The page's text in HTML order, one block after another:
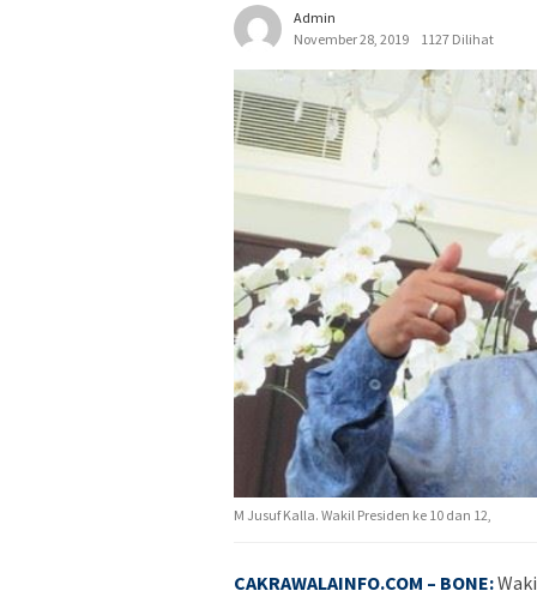
Admin
November 28, 2019
1127 Dilihat
M Jusuf Kalla. Wakil Presiden ke 10 dan 12,
CAKRAWALAINFO.COM – BONE: